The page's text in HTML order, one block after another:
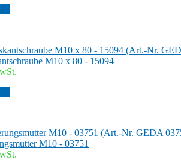
M10 x 80 - 15094
M10 - 03751